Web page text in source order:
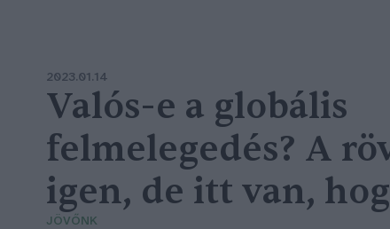
2023.01.14
Valós-e a globális
felmelegedés? A
igen, de itt van,
JÖVŐNK